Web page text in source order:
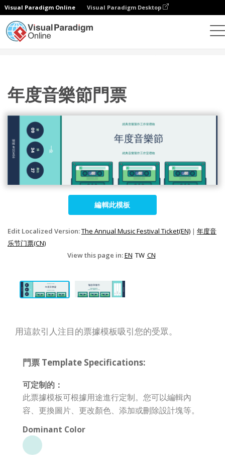
Visual Paradigm Online Visual Paradigm Desktop
年度音樂節門票
編輯此模板
Edit Localized Version:The Annual Music Festival Ticket(EN) | 年度音
乐节门票(CN)
View this page in:EN TW CN
用這款引人注目的票據模板吸引您的受眾。
門票 Template Specifications:
可定制的：
此票據模板可根據用途進行定制。您可以編輯內
容、更換圖片、更改顏色、添加或刪除設計塊等。
Dominant Color